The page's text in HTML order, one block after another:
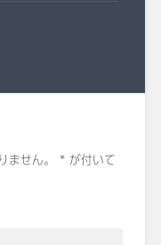
ません。 *が付いて